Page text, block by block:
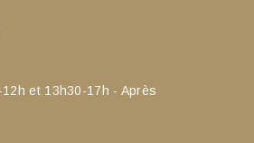
et 13h30-17h - Après